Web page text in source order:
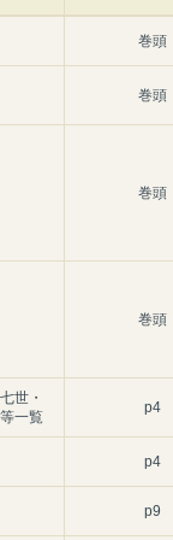
巻頭
巻頭
巻頭
巻頭
世・
一覧
p4
p4
p9